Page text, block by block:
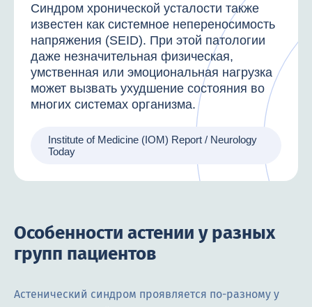
Синдром хронической усталости также
известен как системное непереносимость
напряжения (SEID). При этой патологии
даже незначительная физическая,
умственная или эмоциональная нагрузка
может вызвать ухудшение состояния во
многих системах организма.
Institute of Medicine (IOM) Report / Neurology
Today
Особенности астении у разных
групп пациентов
Астенический синдром проявляется по-разному у